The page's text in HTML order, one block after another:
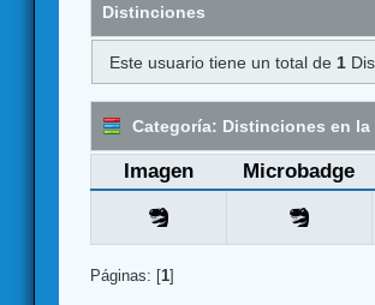
Distinciones
Este usuario tiene un total de 1
Categoría: Distinciones en la
Imagen Microbadge
Páginas: [1]